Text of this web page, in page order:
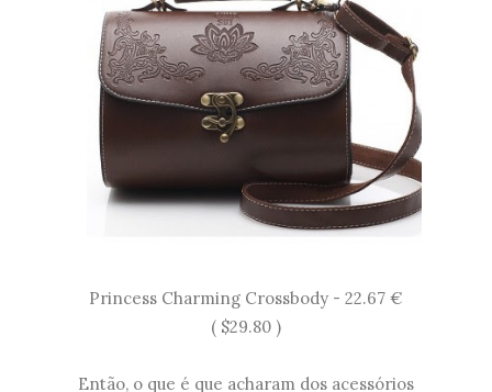
Princess Charming Crossbody - 22.67 €
( $29.80 )
Então, o que é que acharam dos acessórios